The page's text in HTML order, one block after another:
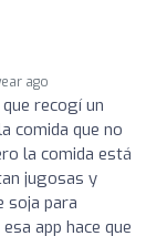
ago
recogí un
comida que no
la comida está
jugosas y
soja para
app hace que